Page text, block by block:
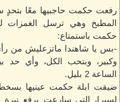
رفعت حكمت حاجبيها معًا بتحدٍ
المطبخ وهي ترسل الغمزات
حكمت باستمتاع:
-بس يا شاهندا ماتزعليش من
وكبير، وبتحب الكل، وأي حد
الساعة 2 بليل.
ضيقت ابلة حكمت عينيها
لسيرا، التي سارعت برفع